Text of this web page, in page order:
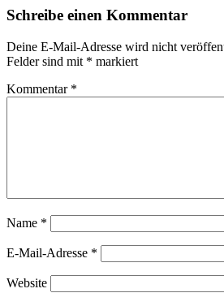
Schreibe einen Kommentar
Deine E-Mail-Adresse wird nicht
Felder sind mit * markiert
Kommentar *
Name *
E-Mail-Adresse *
Website